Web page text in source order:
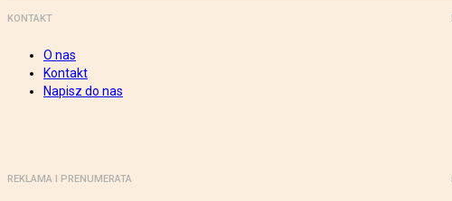
KONTAKT
O nas
Kontakt
Napisz do nas
REKLAMA I PRENUMERATA